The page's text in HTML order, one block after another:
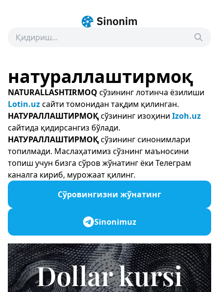
натураллаштирмоқ
NATURALLASHTIRMOQ сўзининг лотинча ёзилиши
Lotin.uzсайти томонидан тақдим қилинган.
НАТУРАЛЛАШТИРМОҚсўзининг изоҳини Izoh.uz
сайтида қидирсангиз бўлади.
НАТУРАЛЛАШТИРМОҚсўзининг синонимлари
топилмади. Маслаҳатимиз сўзнинг маъносини
топиш учун бизга сўров жўнатинг ёки Телеграм
каналга кириб, мурожаат қилинг.
Сўровингизни жўнатинг
Sinonimuz